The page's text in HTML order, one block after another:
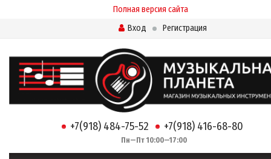
Полная версия сайта
Вход
Регистрация
+7(918) 484-75-52 +7(918) 416-68-80
Пн—Пт 10:00—17:00